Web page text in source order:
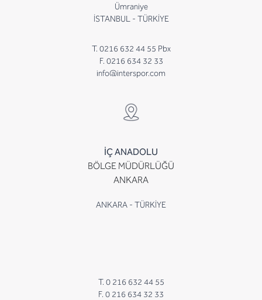
Ümraniye
İSTANBUL - TÜRKİYE
T. 0216 632 44 55 Pbx
F. 0216 634 32 33
info@interspor.com
İÇ ANADOLU
BÖLGE MÜDÜRLÜĞÜ
ANKARA
ANKARA - TÜRKİYE
T. 0 216 632 44 55
F. 0 216 634 32 33